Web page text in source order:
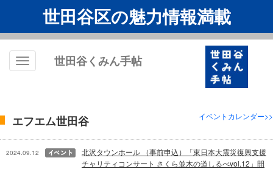
世田谷区の魅力情報満載
Toggle
世田谷くみん手帖
エフエム世田谷 イベントカレンダー>>
2024.09.12
北沢タウンホール （事前申込）「東日本大震災復興支援
チャリティコンサート さくら並木の道しるべvol.12」開